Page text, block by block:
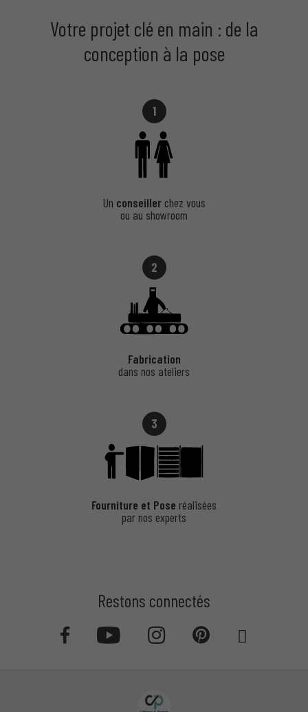
Votre projet clé en main : de la
conception à la pose
1
Un conseillerchez vous
ou au showroom
2
Fabrication
dans nos ateliers
3
Fourniture et Pose réalisées
par nos experts
Restons connectés